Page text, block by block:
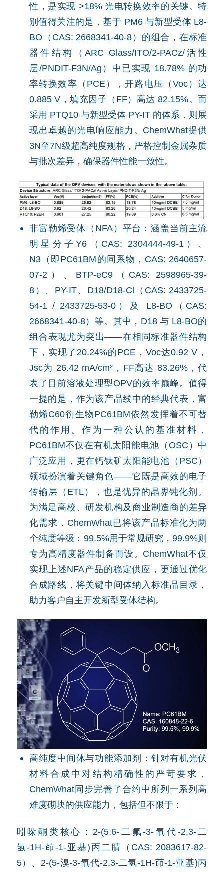
性，是实现 >18% 光电转换效率的关键。特
别值得关注的是，基于 PM6 与新型受体 L8-
BO（CAS: 2668341-40-8）的组合，在标准
器件结构（ARC Glass/ITO/2-PACz/活性
层/PNDIT-F3N/Ag）中已实现 18.78% 的功
率转换效率（PCE），开路电压（Voc）达
0.885 V，填充因子（FF）高达 82.15%。而
采用 PTQ10 与新型受体 PY-IT 的体系，则展
现出卓越的光电响应能力。ChemWhat提供
3N至7N级超高纯度规格，严格控制金属杂质
与批次差异，确保器件性能一致性。
非富勒烯受体（NFA）平台：涵盖当前主流
明星分子Y6（CAS: 2304444-49-1）、
N3（即PC61BM的同系物，CAS: 2640657-
07-2）、BTP-eC9（CAS: 2598965-39-
8）、PY-IT、D18/D18-Cl（CAS: 2433725-
54-1 / 2433725-53-0）及 L8-BO（CAS:
2668341-40-8）等。其中，D18 与 L8-BO的
组合表现尤为突出——在相同标准器件结构
下，实现了20.24%的PCE，Voc达0.92 V，
Jsc为 26.42 mA/cm²，FF高达 83.26%，代
表了目前溶液处理型OPV的效率巅峰。值得
一提的是，作为该产品线中的经典代表，富
勒烯C60衍生物PC61BM依然发挥着不可替
代的作用。作为一种公认的基准材料，
PC61BM不仅在有机太阳能电池（OSC）中
广泛应用，更在钙钛矿太阳能电池（PSC）
领域扮演着关键角色——它既是高效的电子
传输层（ETL），也是优异的晶界钝化剂。
为满足高校、研发机构及商业制造商的差异
化需求，ChemWhat已将该产品标准化为两
个纯度等级：99.5%用于常规研究，99.9%则
专为高精度器件制备而设。ChemWhat不仅
实现上述NFA产品的稳定供应，更通过优化
合成路线，将关键中间体纳入标准品目录，
助力客户自主开发新型受体结构。
高纯度中间体与功能添加剂：针对有机光伏
材料合成中对结构精确性的严苛要求，
ChemWhat同步完善了合约中所列一系列高
难度砌块的供应能力，包括但不限于：
吲哚酮类核心：2-(5,6-二氟-3-氧代-2,3-二
氢-1H-茚-1-亚基)丙二腈（CAS: 2083617-82-
5）、2-(5-溴-3-氧代-2,3-二氢-1H-茚-1-亚基)丙